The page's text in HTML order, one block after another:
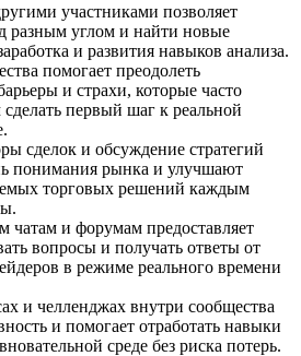
участниками позволяет
разным углом и найти новые
и развития навыков анализа.
помогает преодолеть
и страхи, которые часто
первый шаг к реальной
сделок и обсуждение стратегий
понимания рынка и улучшают
торговых решений каждым
чатам и форумам предоставляет
вопросы и получать ответы от
в режиме реального времени
и челленджах внутри сообщества
и помогает отработать навыки
среде без риска потерь.